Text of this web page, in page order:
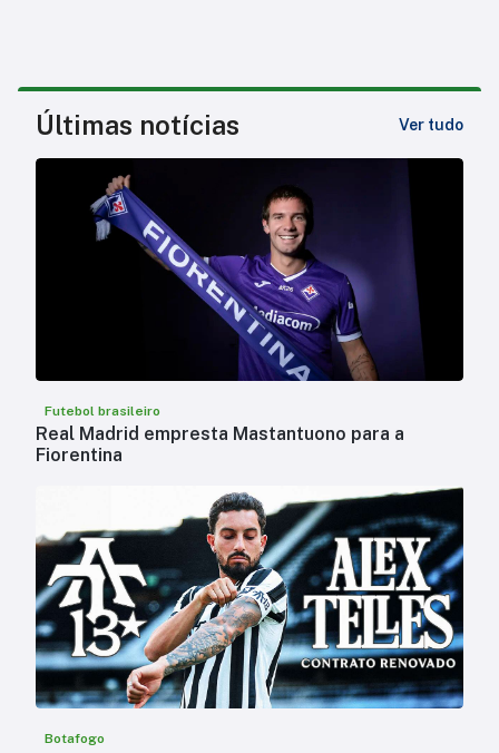
Últimas notícias Ver tudo
Futebol brasileiro
Real Madrid empresta Mastantuono para a
Fiorentina
Botafogo